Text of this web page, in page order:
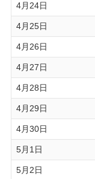
4月24日
4月25日
4月26日
4月27日
4月28日
4月29日
4月30日
5月1日
5月2日